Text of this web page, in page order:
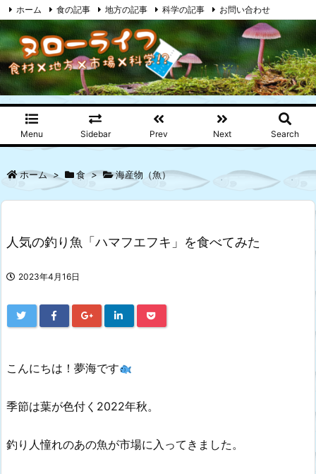
Menu Sidebar Prev Next Search
ホーム 食の記事 地方の記事 科学の記事
お問い合わせ
プライバシーポリシー
RSS Feedly
ホーム > 食 > 海産物（魚）
人気の釣り魚「ハマフエフキ」を食べてみた
2023年4月16日
こんにちは！夢海です
季節は葉が色付く2022年秋。
釣り人憧れのあの魚が市場に入ってきました。